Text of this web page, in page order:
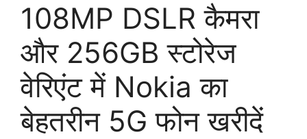
108MP DSLR कैमरा
और 256GB स्टोरेज
वेरिएंट में Nokia का
बेहतरीन 5G फोन खरीदें